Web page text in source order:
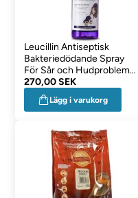
Leucillin Antiseptisk
Bakteriedödande Spray
För Sår och Hudproblem
500ml
270,00 SEK
Lägg i varukorg